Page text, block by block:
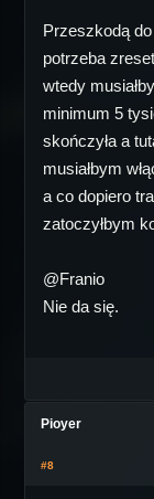
Przeszkodą
potrzeba
wtedy
minimum 5
skończyła a
musiałbym
a co dopiero
zatoczyłbym
@Franio
Nie da się.
Pioyer
#8